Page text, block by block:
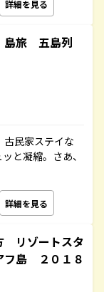
詳細を見る
旅 五島列
古民家ステイな
と凝縮。さあ、
詳細を見る
リゾートスタ
フ島 ２０１８